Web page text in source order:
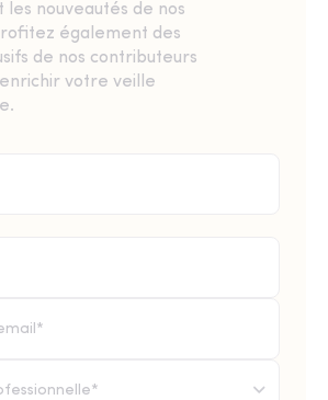
les nouveautés de nos
également des
de nos contributeurs
votre veille